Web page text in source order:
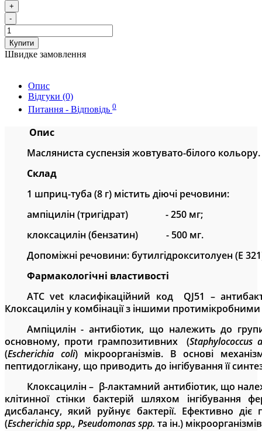
+
-
Купити
Швидке замовлення
Опис
Відгуки (0)
Питання - Відповідь 0
Опис
Масляниста суспензія жовтувато-білого кольору.
Склад
1 шприц-туба (8 г) містить діючі речовини:
ампіцилін (тригідрат) - 250мг;
клоксацилін (бензатин)
- 500 мг.
Допоміжні речовини: бутилгідрокситолуен (E
Фармакологічні властивості
ATC vet класифікаційний код QJ51 –
Клоксацилін у комбінації з іншими
Ампіцилін - антибіотик, що належить до
основному, проти грампозитивних (Staphylococcus
(Escherichia coli) мікроорганізмів. В основі
пептидоглікану, що приводить до інгібування її
Клоксацилін – β-лактамний антибіотик, що
клітинної стінки бактерій шляхом
дисбалансу, який руйнує бактерії. Ефективно діє
(Escherichiaspp., Pseudomonasspp. та ін.) мікроорганізмів